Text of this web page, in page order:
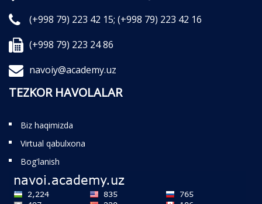
(+998 79) 223 42 15; (+998 79) 223 42 16
(+998 79) 223 24 86
navoiy@academy.uz
TEZKOR HAVOLALAR
Biz haqimizda
Virtual qabulxona
Bog'lanish